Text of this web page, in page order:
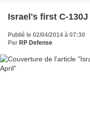
Israel's first C-
Publié le 02/04/2014 à 07:30
Par RP Defense